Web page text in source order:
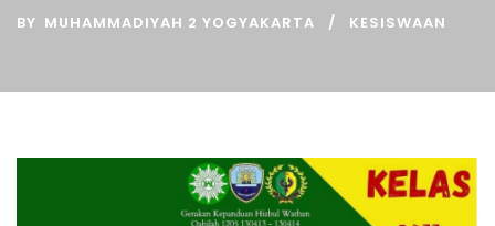
BY MUHAMMADIYAH 2 YOGYAKARTA KESISWAAN